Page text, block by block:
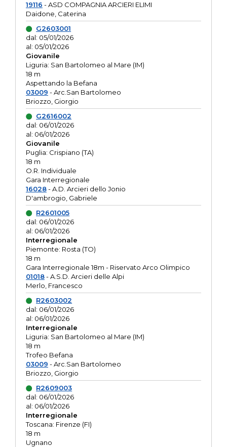
19116 - ASD COMPAGNIA ARCIERI ELIMI
Daidone, Caterina
G2603001
dal: 05/01/2026
al: 05/01/2026
Giovanile
Liguria: San Bartolomeo al Mare (IM)
18 m
Aspettando la Befana
03009 - Arc.San Bartolomeo
Briozzo, Giorgio
G2616002
dal: 06/01/2026
al: 06/01/2026
Giovanile
Puglia: Crispiano (TA)
18 m
O.R. Individuale
Gara Interregionale
16028- A.D. Arcieri dello Jonio
D'ambrogio, Gabriele
R2601005
dal: 06/01/2026
al: 06/01/2026
Interregionale
Piemonte: Rosta (TO)
18 m
Gara Interregionale 18m - Riservato Arco Olimpico
01018- A.S.D. Arcieri delle Alpi
Merlo, Francesco
R2603002
dal: 06/01/2026
al: 06/01/2026
Interregionale
Liguria: San Bartolomeo al Mare (IM)
18 m
Trofeo Befana
03009 - Arc.San Bartolomeo
Briozzo, Giorgio
R2609003
dal: 06/01/2026
al: 06/01/2026
Interregionale
Toscana: Firenze (FI)
18 m
Ugnano